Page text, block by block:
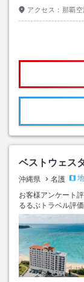
アクセス： 那覇
ベストウェス
沖縄県 名護
お客様アンケート
るるぶトラベル評価